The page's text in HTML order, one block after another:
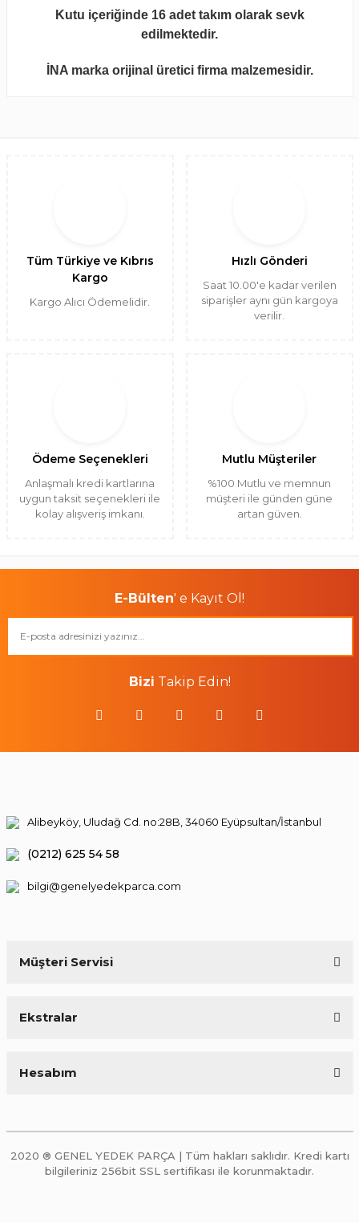
Kutu içeriğinde 16 adet takım olarak sevk
edilmektedir.
İNA marka orijinal üretici firma malzemesidir.
Tüm Türkiye ve Kıbrıs
Kargo
Kargo Alıcı Ödemelidir.
Hızlı Gönderi
Saat 10.00'e kadar verilen
siparişler aynı gün kargoya
verilir.
Ödeme Seçenekleri
Anlaşmalı kredi kartlarına
uygun taksit seçenekleri ile
kolay alışveriş imkanı.
Mutlu Müşteriler
%100 Mutlu ve memnun
müşteri ile günden güne
artan güven.
E-Bülten' e Kayıt Ol!
Bizi Takip Edin!
Müşteri Servisi
Ekstralar
Hesabım
2020 ® GENEL YEDEK PARÇA | Tüm hakları saklıdır. Kredi kartı
bilgileriniz 256bit SSL sertifikası ile korunmaktadır.
Alibeyköy, Uludağ Cd. no:28B, 34060 Eyüpsultan/İstanbul
(0212) 625 54 58
bilgi@genelyedekparca.com